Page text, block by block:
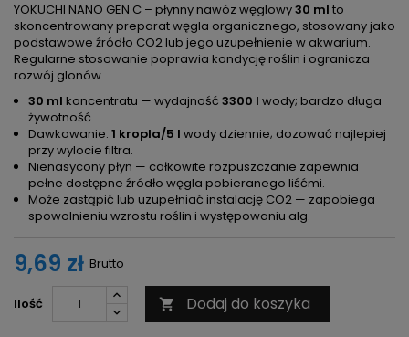
YOKUCHI NANO GEN C – płynny nawóz węglowy30 ml to
skoncentrowany preparat węgla organicznego, stosowany jako
podstawowe źródło CO2 lub jego uzupełnienie w akwarium.
Regularne stosowanie poprawia kondycję roślin i ogranicza
rozwój glonów.
30 ml koncentratu — wydajność 3300 l wody; bardzo długa
żywotność.
Dawkowanie: 1 kropla/5 l wody dziennie; dozować najlepiej
przy wylocie filtra.
Nienasycony płyn — całkowite rozpuszczanie zapewnia
pełne dostępne źródło węgla pobieranego liśćmi.
Może zastąpić lub uzupełniać instalację CO2 — zapobiega
spowolnieniu wzrostu roślin i występowaniu alg.
9,69 zł Brutto
Ilość  Dodaj do koszyka